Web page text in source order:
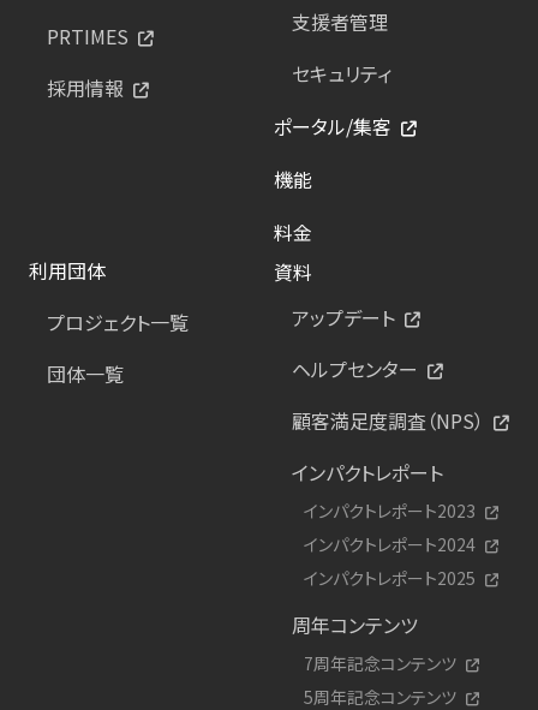
PRTIMES
採用情報
支援者管理
セキュリティ
ポータル/集客
機能
料金
利用団体
プロジェクト一覧
団体一覧
資料
アップデート
ヘルプセンター
顧客満足度調査（NPS）
インパクトレポート
インパクトレポート2023
インパクトレポート2024
インパクトレポート2025
周年コンテンツ
7周年記念コンテンツ
5周年記念コンテンツ